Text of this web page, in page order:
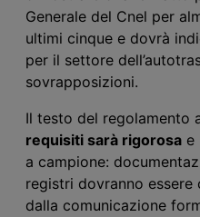
Generale del Cnel per
ultimi cinque e dovrà
per il settore
sovrapposizioni.
Il testo del regolamento
requisiti sarà rigorosa e
a campione:
registri dovranno
dalla comunicazione